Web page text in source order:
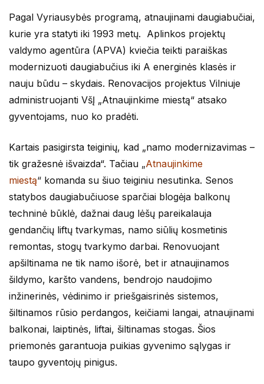
Pagal Vyriausybės programą, atnaujinami daugiabučiai,
kurie yra statyti iki 1993 metų. Aplinkos projektų
valdymo agentūra (APVA) kviečia teikti paraiškas
modernizuoti daugiabučius iki A energinės klasės ir
nauju būdu – skydais. Renovacijos projektus Vilniuje
administruojanti VšĮ „Atnaujinkime miestą“ atsako
gyventojams, nuo ko pradėti.
Kartais pasigirsta teiginių, kad „namo modernizavimas –
tik gražesnė išvaizda“. Tačiau „Atnaujinkime
miestą“ komanda su šiuo teiginiu nesutinka. Senos
statybos daugiabučiuose sparčiai blogėja balkonų
techninė būklė, dažnai daug lėšų pareikalauja
gendančių liftų tvarkymas, namo siūlių kosmetinis
remontas, stogų tvarkymo darbai. Renovuojant
apšiltinama ne tik namo išorė, bet ir atnaujinamos
šildymo, karšto vandens, bendrojo naudojimo
inžinerinės, vėdinimo ir priešgaisrinės sistemos,
šiltinamos rūsio perdangos, keičiami langai, atnaujinami
balkonai, laiptinės, liftai, šiltinamas stogas. Šios
priemonės garantuoja puikias gyvenimo sąlygas ir
taupo gyventojų pinigus.